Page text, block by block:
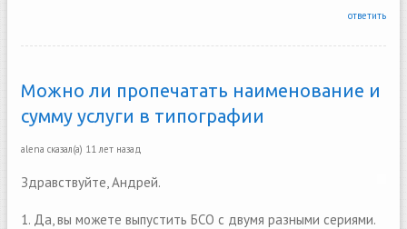
ответить
Можно ли пропечатать наименование и
сумму услуги в типографии
alena сказал(а) 11 лет назад
Здравствуйте, Андрей.
1. Да, вы можете выпустить БСО с двумя разными сериями.